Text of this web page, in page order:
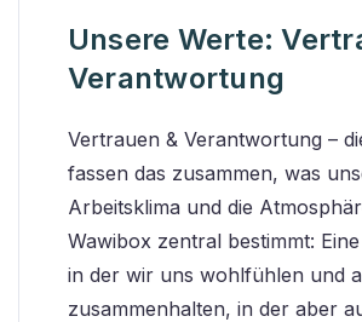
Unsere Werte:
Verantwortung
Vertrauen & Verantwortung –
fassen das zusammen, was
Arbeitsklima und die
Wawibox zentral bestimmt:
in der wir uns wohlfühlen und
zusammenhalten, in der aber